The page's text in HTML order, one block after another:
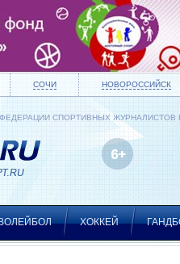
СОЧИ НОВОРОССИЙСК
СПОРТИВНЫХ ЖУРНАЛИСТОВ
ХОККЕЙ